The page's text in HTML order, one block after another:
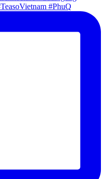
#PhuQ